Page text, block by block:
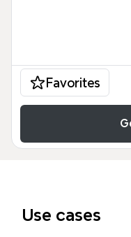
Favorites
Use cases